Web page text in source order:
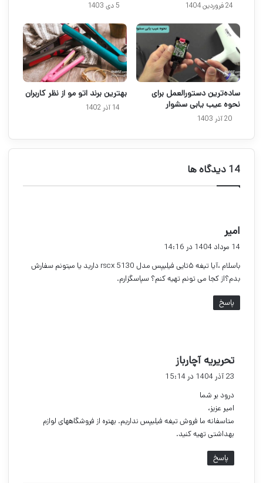
24 فروردین 1404 5 دی 1403
ساده‌ترین دستورالعمل برای
نحوه عیب یابی سشوار
20 آذر 1403
بهترین برند اتو مو از نظر کاربران
14 آذر 1402
‫14 دیدگاه ها
امیر
ت
:
14 مرداد 1404 در 14:16
باسلام ،آیا تیغه ۵تایی فیلیپس مدل rscx 5130 دارید یا میتونم سفارش
بدم؟از کجا می تونم تهیه کنم؟ سپاسگزارم.
پاسخ
تحریریه آچارباز
ف
23 آذر 1404 در 15:14
درود بر شما
امیر عزیز،
متاسفانه ما فروش تیغه فیلیپس نداریم. بهتره از فروشگاههای لوازم
بهداشتی تهیه کنید.
پاسخ